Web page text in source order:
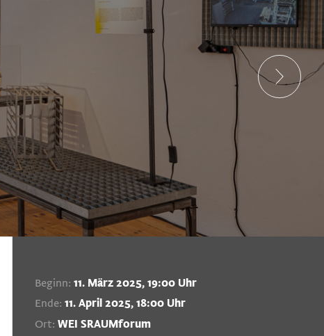
Beginn: 11. März 2025, 19:00 Uhr
Ende: 11. April 2025, 18:00 Uhr
Ort: WEI SRAUMforum